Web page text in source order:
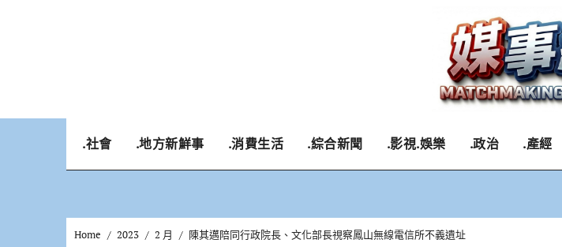
.社會 .地方新鮮事 .消費生活 .綜合新聞 .影視.娛樂 .政治 .產經
Home 2023 2 月 陳其邁陪同行政院長、文化部長視察鳳山無線電信所不義遺址